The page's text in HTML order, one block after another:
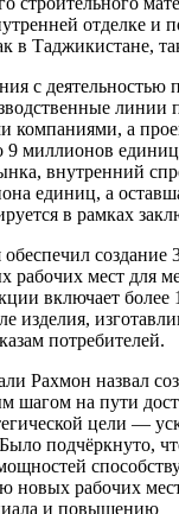
отделке и
в Таджикистане,
с деятельностью
линии
а
9 миллионов
внутренний
единиц, а
в рамках
создание
рабочих мест для
включает более
изделия,
потребителей.
Рахмон назвал
шагом на пути
цели —
подчёркнуто,
новых рабочих
и повышению